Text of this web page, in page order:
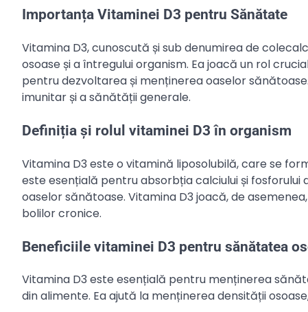
Importanța Vitaminei D3 pentru Sănătate
Vitamina D3, cunoscută și sub denumirea de
osoase și a întregului organism. Ea joacă un rol
pentru dezvoltarea și menținerea oaselor
imunitar și a sănătății generale.
Definiția și rolul vitaminei D3 în organism
Vitamina D3 este o vitamină liposolubilă, care se
este esențială pentru absorbția calciului și
oaselor sănătoase. Vitamina D3 joacă, de
bolilor cronice.
Beneficiile vitaminei D3 pentru sănătatea
Vitamina D3 este esențială pentru menținerea
din alimente. Ea ajută la menținerea densității